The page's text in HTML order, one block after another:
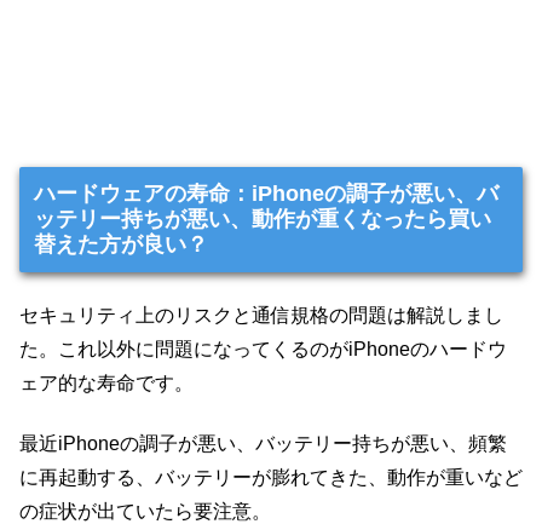
ハードウェアの寿命：iPhoneの調子が悪い、バ
ッテリー持ちが悪い、動作が重くなったら買い
替えた方が良い？
セキュリティ上のリスクと通信規格の問題は解説しまし
た。これ以外に問題になってくるのがiPhoneのハードウ
ェア的な寿命です。
最近iPhoneの調子が悪い、バッテリー持ちが悪い、頻繁
に再起動する、バッテリーが膨れてきた、動作が重いなど
の症状が出ていたら要注意。